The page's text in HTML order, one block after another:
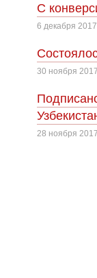
С
6 декабря 2017
30 ноября 2017
28 ноября 2017